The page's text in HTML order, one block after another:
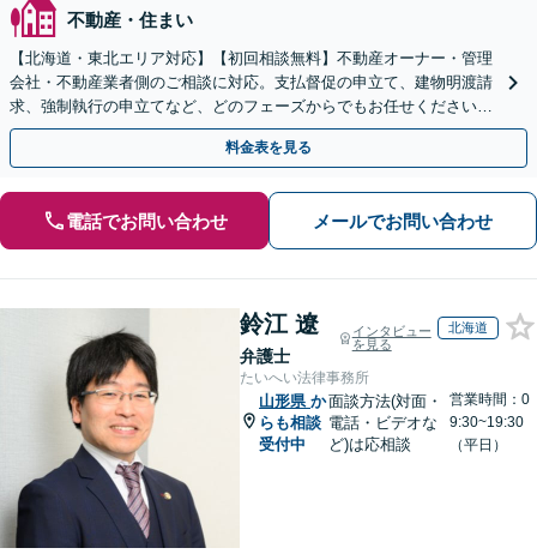
不動産・住まい
【北海道・東北エリア対応】【初回相談無料】不動産オーナー・管理
会社・不動産業者側のご相談に対応。支払督促の申立て、建物明渡請
求、強制執行の申立てなど、どのフェーズからでもお任せください。
他士業ともワンストップで対応可能【休日・夜間面談OK】
料金表を見る
電話でお問い合わせ メールでお問い合わせ
鈴江 遼
弁護士
インタビュー
を見る
北海道
たいへい法律事務所
山形県 か
らも相談
受付中
面談方法(対面・
電話・ビデオな
ど)は応相談
営業時間：0
9:30~19:30
（平日）